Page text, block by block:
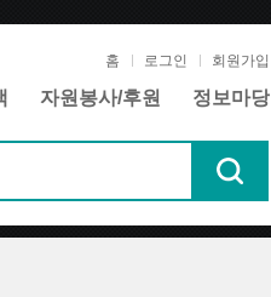
홈 로그인 회원가입
자원봉사/후원 정보마당